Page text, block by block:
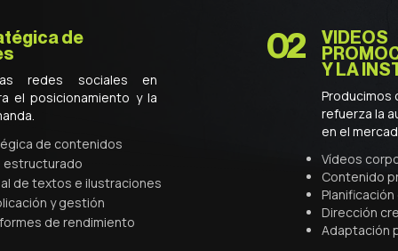
de
redes sociales en
el posicionamiento y la
de contenidos
estructurado
de textos e ilustraciones
y gestión
de rendimiento
02 VIDEOS
Y LA
Producimos
refuerza la
en el
Vídeos
Contenido
Dirección
Adaptación